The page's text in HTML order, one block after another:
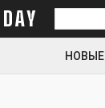
НОВЫЕ